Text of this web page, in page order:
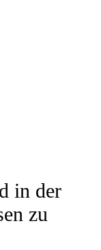
in der
zu